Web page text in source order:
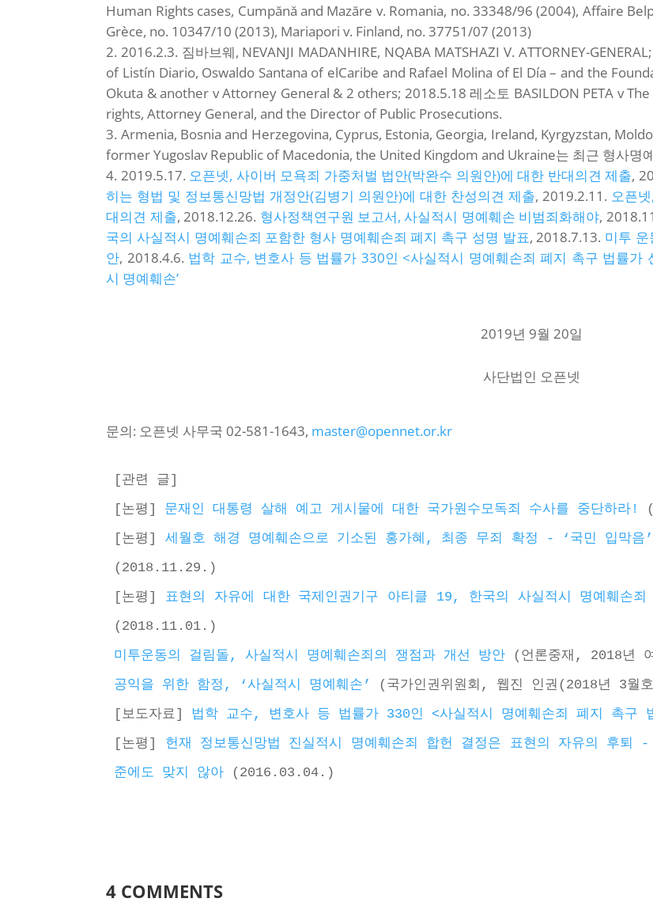
Human Rights cases, Cumpănă and Mazăre v. Romania, no. 33348/96 (2004), Affaire
Grèce, no. 10347/10 (2013), Mariapori v. Finland, no. 37751/07 (2013)
2016.2.3. 짐바브웨, NEVANJI MADANHIRE, NQABA MATSHAZI V. ATTORNEY-
of Listín Diario, Oswaldo Santana of elCaribe and Rafael Molina of El Día – and the
Okuta & another v Attorney General & 2 others; 2018.5.18 레소토 BASILDON PETA v
rights, Attorney General, and the Director of Public Prosecutions.
Armenia, Bosnia and Herzegovina, Cyprus, Estonia, Georgia, Ireland, Kyrgyzstan,
former Yugoslav Republic of Macedonia, the United Kingdom and Ukraine는 최근 형사명
2019.5.17. 오픈넷, 사이버 모욕죄 가중처벌 법안(박완수 의원안)에 대한 반대의견 제출,
히는 형법 및 정보통신망법 개정안(김병기 의원안)에 대한 찬성의견 제출, 2019.2.11. 오픈
대의견 제출, 2018.12.26. 형사정책연구원 보고서, 사실적시 명예훼손 비범죄화해야,
국의 사실적시 명예훼손죄 포함한 형사 명예훼손죄 폐지 촉구 성명 발표, 2018.7.13. 미투
안, 2018.4.6. 법학 교수, 변호사 등 법률가 330인 <사실적시 명예훼손죄 폐지 촉구 법률가
시 명예훼손’
2019년 9월 20일
사단법인 오픈넷
문의: 오픈넷 사무국 02-581-1643, master@opennet.or.kr
[관련 글]
[논평] 문재인 대통령 살해 예고 게시물에 대한 국가원수모독죄 수사를 중단하라!
[논평] 세월호 해경 명예훼손으로 기소된 홍가혜, 최종 무죄 확정 - ‘국민 입막음
(2018.11.29.)
[논평] 표현의 자유에 대한 국제인권기구 아티클 19, 한국의 사실적시 명예훼손
(2018.11.01.)
미투운동의 걸림돌, 사실적시 명예훼손죄의 쟁점과 개선 방안 (언론중재, 2018년
공익을 위한 함정, ‘사실적시 명예훼손’
(국가인권위원회, 웹진 인권(2018년 3월
[보도자료] 법학 교수, 변호사 등 법률가 330인 <사실적시 명예훼손죄 폐지 촉구
[논평] 헌재 정보통신망법 진실적시 명예훼손죄 합헌 결정은 표현의 자유의 후퇴
준에도 맞지 않아 (2016.03.04.)
4 COMMENTS